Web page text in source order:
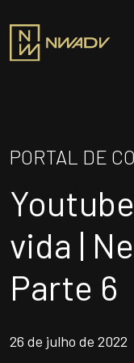
Entregas e
Pensamento
PROFISSIONAIS
ÁREAS DE ATUAÇÃO
ATUAÇÃO
PORTAL DE
vida |
Parte 6
26 de julho de 2022